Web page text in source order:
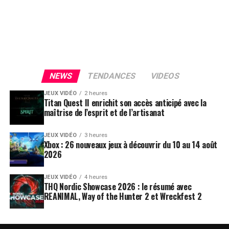
NEWS TENDANCES VIDEOS
JEUX VIDÉO 2 heures
Titan Quest II enrichit son accès anticipé avec la
maîtrise de l’esprit et de l’artisanat
JEUX VIDÉO 3 heures
Xbox : 26 nouveaux jeux à découvrir du 10 au 14 août
2026
JEUX VIDÉO 4 heures
THQ Nordic Showcase 2026 : le résumé avec
REANIMAL, Way of the Hunter 2 et Wreckfest 2